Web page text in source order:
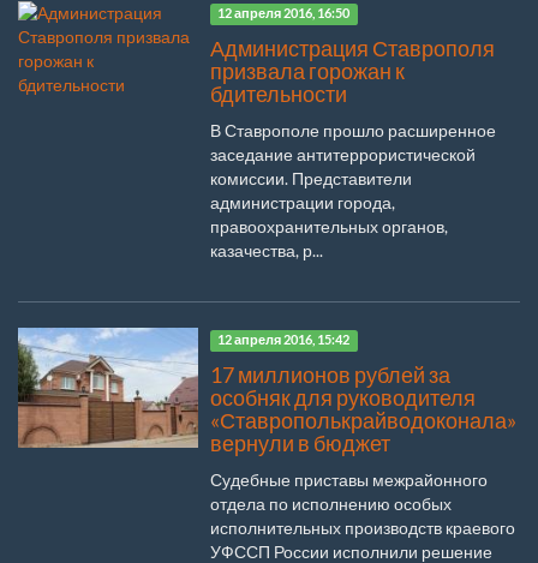
12 апреля 2016, 16:50
Администрация Ставрополя
призвала горожан к
бдительности
В Ставрополе прошло расширенное
заседание антитеррористической
комиссии. Представители
администрации города,
правоохранительных органов,
казачества, р...
12 апреля 2016, 15:42
17 миллионов рублей за
особняк для руководителя
«Ставрополькрайводоконала»
вернули в бюджет
Судебные приставы межрайонного
отдела по исполнению особых
исполнительных производств краевого
УФССП России исполнили решение